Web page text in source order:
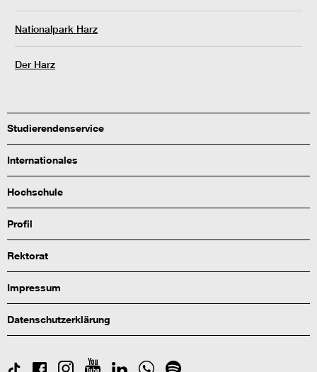
Nationalpark Harz
Der Harz
Studierendenservice
Internationales
Hochschule
Profil
Rektorat
Impressum
Datenschutzerklärung